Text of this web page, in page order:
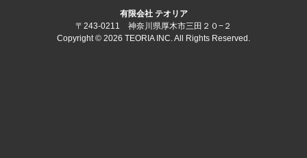
有限会社 テオリア
〒243-0211 神奈川県厚木市三田２０−２
Copyright © 2026 TEORIA INC. All Rights Reserved.